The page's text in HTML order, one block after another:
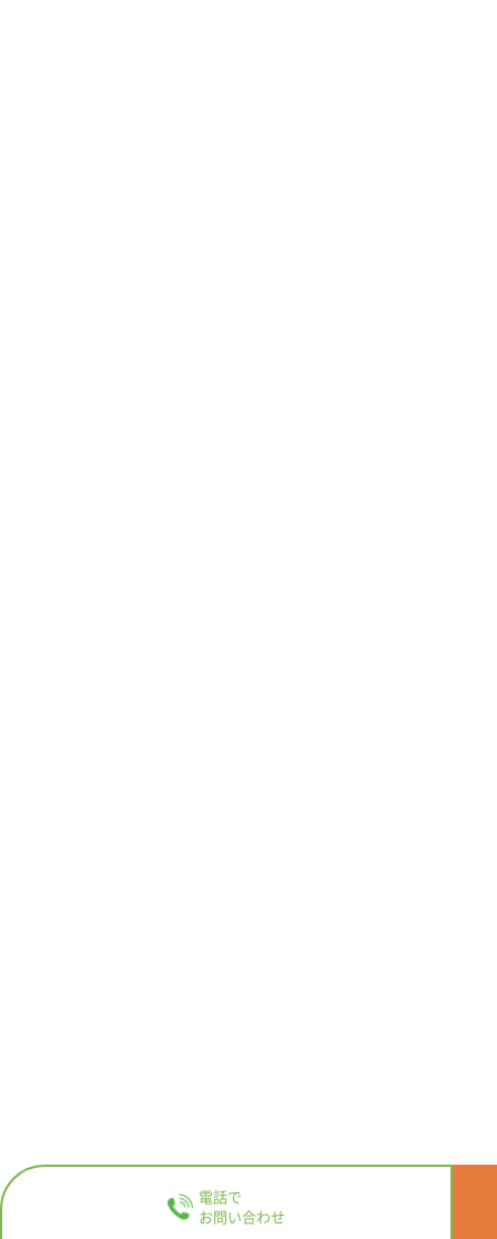
電話で
お問い合わせ